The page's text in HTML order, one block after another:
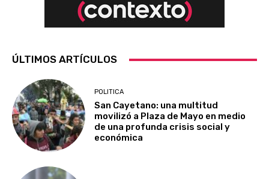
ÚLTIMOS ARTÍCULOS
POLITICA
San Cayetano: una multitud
movilizó a Plaza de Mayo en medio
de una profunda crisis social y
económica